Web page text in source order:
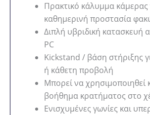
Πρακτικό κάλυμμα κάμερας
καθημερινή προστασία
Διπλή υβριδική κατασκευή
PC
Kickstand / βάση στήριξης
ή κάθετη προβολή
Μπορεί να χρησιμοποιηθεί
βοήθημα κρατήματος στο
Ενισχυμένες γωνίες και